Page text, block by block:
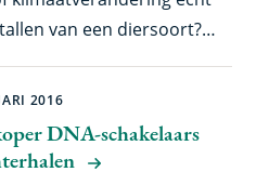
van vogels.
van een diersoort?
nog niet zeggen dat de
Een internationaal team
van de Pol van het
DNA-schakelaars
2016